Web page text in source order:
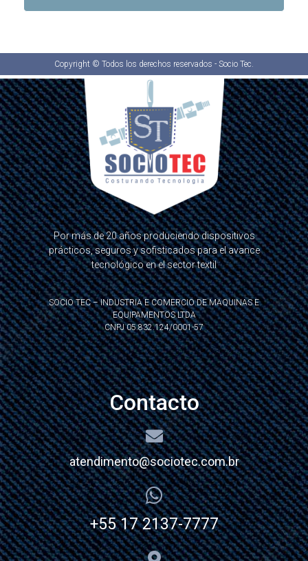
Copyright © Todos los derechos reservados - Socio Tec.
Por más de 20 años produciendo dispositivos
prácticos, seguros y sofisticados para el avance
tecnológico en el sector textil
SOCIO TEC – INDUSTRIA E COMERCIO DE MAQUINAS E
EQUIPAMENTOS LTDA
CNPJ 05.832.124/0001-57
Contacto
atendimento@sociotec.com.br
+55 17 2137-7777